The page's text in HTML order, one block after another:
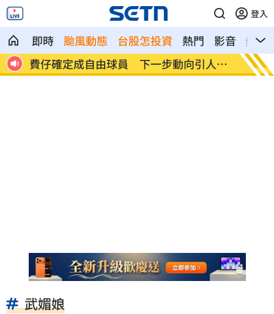
登入
即時 颱風動態 台股怎投資 熱門 影音
熱搜
關
米蘭達離婚奧蘭多布魯13年！罕談前夫互
動
美制
隊
武媚娘